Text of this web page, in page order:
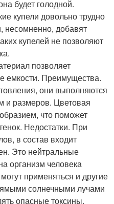
будет голодной.
купели довольно трудно
добавят
купелей не позволяют
позволяет
емкости. Преимущества.
они выполняются
и размеров. Цветовая
что поможет
Недостатки. При
в состав входит
Это нейтральные
организм человека
применяться и другие
солнечными лучами
опасные токсины,